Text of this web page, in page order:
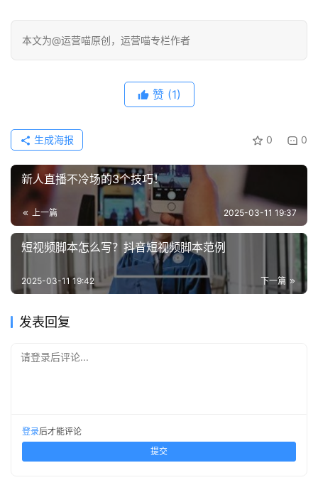
本文为@运营喵原创，运营喵专栏作者
赞 (1)
0 0
生成海报
新人直播不冷场的3个技巧！
上一篇 2025-03-11 19:37
短视频脚本怎么写？抖音短视频脚本范例
下一篇
2025-03-11 19:42
发表回复
请登录后评论...
登录后才能评论
提交